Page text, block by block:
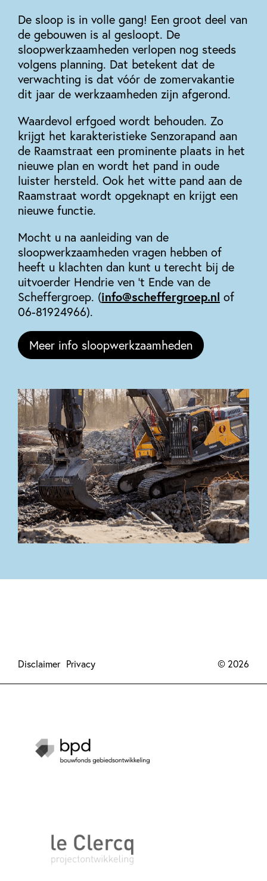
De sloop is in volle gang! Een groot deel van
de gebouwen is al gesloopt. De
sloopwerkzaamheden verlopen nog steeds
volgens planning. Dat betekent dat de
verwachting is dat vóór de zomervakantie
dit jaar de werkzaamheden zijn afgerond.
Waardevol erfgoed wordt behouden. Zo
krijgt het karakteristieke Senzorapand aan
de Raamstraat een prominente plaats in het
nieuwe plan en wordt het pand in oude
luister hersteld. Ook het witte pand aan de
Raamstraat wordt opgeknapt en krijgt een
nieuwe functie.
Mocht u na aanleiding van de
sloopwerkzaamheden vragen hebben of
heeft u klachten dan kunt u terecht bij de
uitvoerder Hendrie ven ’t Ende van de
Scheffergroep. (info@scheffergroep.nl of
06-81924966).
Meer info sloopwerkzaamheden
Disclaimer Privacy © 2026